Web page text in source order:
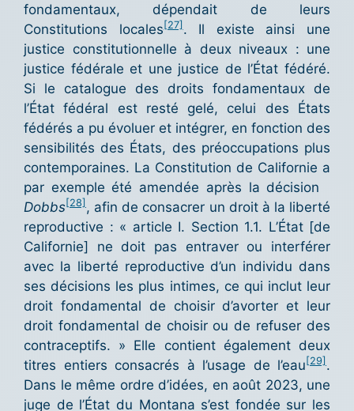
fondamentaux, dépendait de leurs
Constitutions locales[27]. Il existe ainsi une
justice constitutionnelle à deux niveaux : une
justice fédérale et une justice de l’État fédéré.
Si le catalogue des droits fondamentaux de
l’État fédéral est resté gelé, celui des États
fédérés a pu évoluer et intégrer, en fonction des
sensibilités des États, des préoccupations plus
contemporaines. La Constitution de Californie a
par exemple été amendée après la décision
Dobbs[28] , afin de consacrer un droit à la liberté
reproductive : « article I. Section 1.1. L’État [de
Californie] ne doit pas entraver ou interférer
avec la liberté reproductive d’un individu dans
ses décisions les plus intimes, ce qui inclut leur
droit fondamental de choisir d’avorter et leur
droit fondamental de choisir ou de refuser des
contraceptifs. » Elle contient également deux
titres entiers consacrés à l’usage de l’eau [29] .
Dans le même ordre d’idées, en août 2023, une
juge de l’État du Montana s’est fondée sur les